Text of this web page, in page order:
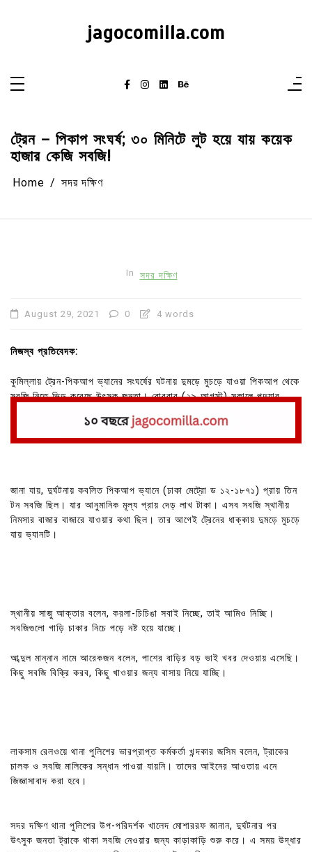
jagocomilla.com
ট্রেন – পিকাপ সংঘর্ষ; ৩০ মিনিটে লুট হয়ে যায় কয়েক
হাজার কেজি সবজি!
Home সদর দক্ষিণ
In সদর দক্ষিণ
August 29, 2021 0 4 words
নিজস্ব প্রতিবেদক:
কুমিল্লায় ট্রেন-পিকআপ ভ্যানের সংঘর্ষের ঘটনায় দুমড়ে মুচড়ে যাওয়া পিকআপ থেকে
সবজি নিতে ভিড় করেছে উৎসুক জনতা। রোববার (২৯ আগস্ট) সকালে পদুয়ার
জানা যায়, দুর্ঘটনায় কবলিত পিকআপ ভ্যানে (ঢাকা মেট্রো ড ১২-১৮৭১) প্রায় তিন
টন সবজি ছিল। যার আনুমানিক মূল্য প্রায় দেড় লাখ টাকা। এসব সবজি স্থানীয়
নিমসার বাজার বাজারে যাওয়ার কথা ছিল। তার আগেই ট্রেনের ধাক্কায় দুমড়ে মুচড়ে
যায় ভ্যানটি।
স্থানীয় সাজু আক্তার বলেন, করলা-চিচিঙা সবাই নিচ্ছে, তাই আমিও নিচ্ছি।
সবজিগুলো গাড়ি চাকার নিচে পড়ে নষ্ট হয়ে যাচ্ছে।
আব্দুল মান্নান নামে আরেকজন বলেন, পাশের বাড়ির বড় ভাই খবর দেওয়ায় এসেছি।
কিছু সবজি বিক্রি করব, কিছু খাওয়ার জন্য বাসায় নিয়ে যাচ্ছি।
লাকসাম রেলওয়ে থানা পুলিশের ভারপ্রাপ্ত কর্মকর্তা খন্দকার জসিম বলেন, ট্রাকের
চালক ও সবজি মালিকের সন্ধান পাওয়া যায়নি। তাদের আইনের আওতায় এনে
জিজ্ঞাসাবাদ করা হবে।
সদর দক্ষিণ থানা পুলিশের উপ-পরিদর্শক খালেদ মোশাররফ জানান, দুর্ঘটনার পর
উৎসুক জনতা ট্রাকে থাকা সবজি নেওয়ার জন্য কাড়াকাড়ি শুরু করে। এ সময় উদ্ধার